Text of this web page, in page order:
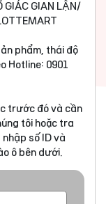
GIÁC GIAN LẬN/
phẩm, thái độ
Hotline: 0901
trước đó và cần
tôi hoặc tra
số ID và
ô bên dưới.